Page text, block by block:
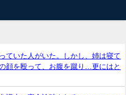
ていた人がいた。しかし、姉は寝て
顔を殴って、お腹を蹴り…更にはと